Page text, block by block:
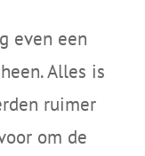
even een
Alles is
ruimer
om de